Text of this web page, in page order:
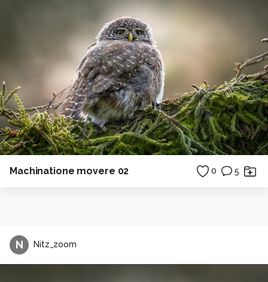
Machinatione movere 02 0 5
N Nitz_zoom